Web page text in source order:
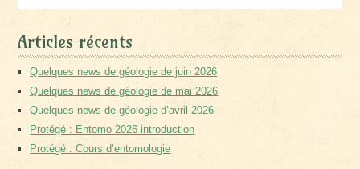
Articles récents
Quelques news de géologie de juin 2026
Quelques news de géologie de mai 2026
Quelques news de géologie d’avril 2026
Protégé : Entomo 2026 introduction
Protégé : Cours d’entomologie